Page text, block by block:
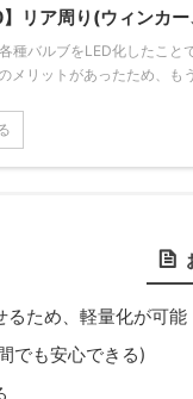
】リア周り(ウィンカ
種バルブをLED化したこ
メリットがあったため、
るため、軽量化が可能
でも安心できる)